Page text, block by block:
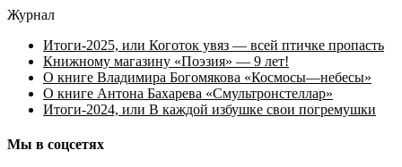
Журнал
Итоги-2025, или Коготок увяз — всей птичке пропасть
Книжному магазину «Поэзия» — 9 лет!
О книге Владимира Богомякова «Космосы—небесы»
О книге Антона Бахарева «Смультронстеллар»
Итоги-2024, или В каждой избушке свои погремушки
Мы в соцсетях